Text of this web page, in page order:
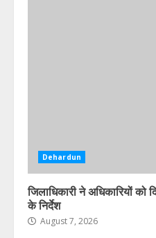
Dehardun
जिलाधिकारी ने अधिकारियों को
के निर्देश
August 7, 2026